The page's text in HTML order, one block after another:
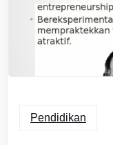
Pendidikan